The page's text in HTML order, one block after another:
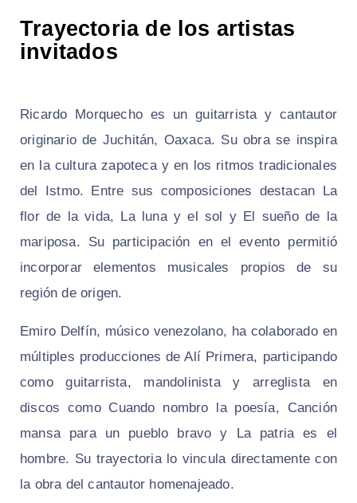
Trayectoria de los artistas
invitados
Ricardo Morquecho es un guitarrista y cantautor
originario de Juchitán, Oaxaca. Su obra se inspira
en la cultura zapoteca y en los ritmos tradicionales
del Istmo. Entre sus composiciones destacan La
flor de la vida, La luna y el sol y El sueño de la
mariposa. Su participación en el evento permitió
incorporar elementos musicales propios de su
región de origen.
Emiro Delfín, músico venezolano, ha colaborado en
múltiples producciones de Alí Primera, participando
como guitarrista, mandolinista y arreglista en
discos como Cuando nombro la poesía, Canción
mansa para un pueblo bravo y La patria es el
hombre. Su trayectoria lo vincula directamente con
la obra del cantautor homenajeado.